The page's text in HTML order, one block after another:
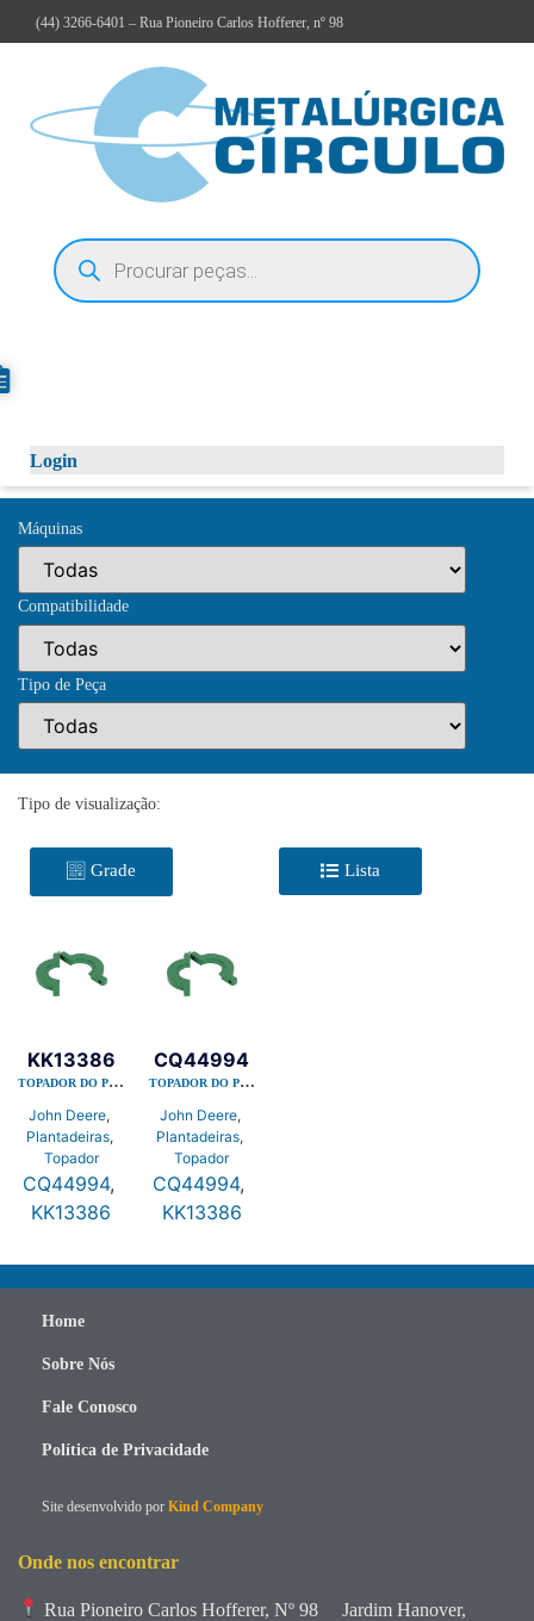
(44) 3266-6401 – Rua Pioneiro Carlos Hofferer, nº 98
Login
Máquinas
Compatibilidade
Tipo de Peça
Tipo de visualização:
Grade Lista
John Deere,
Plantadeiras,
Topador
TOPADOR DO PISTAO PAR – FERRO FUNDIDO
KK13386
CQ44994,
KK13386
John Deere,
Plantadeiras,
Topador
TOPADOR DO PISTAO PAR – FERRO FUNDIDO
CQ44994
CQ44994,
KK13386
Home
Sobre Nós
Fale Conosco
Política de Privacidade
Site desenvolvido por Kind Company
Onde nos encontrar
Rua Pioneiro Carlos Hofferer, Nº 98
Jardim Hanover,